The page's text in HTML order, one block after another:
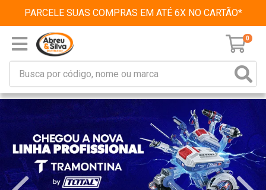
PARCELE SUAS COMPRAS EM ATÉ 6X NO CARTÃO*
0